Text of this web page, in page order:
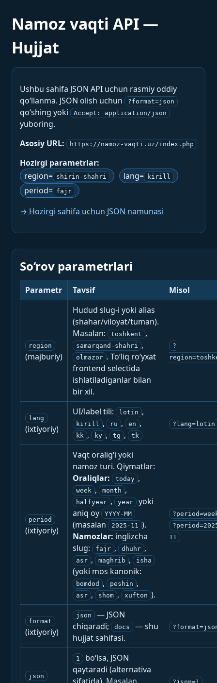
Namoz vaqti API —
Hujjat
Ushbu sahifa JSON API uchun rasmiy oddiy
qo‘llanma. JSON olish uchun
?format=json
qo‘shing yoki Accept: application/json
yuboring.
Asosiy URL:
https://namoz-vaqti.uz/index.php
Hozirgi parametrlar:
region= shirin-shahri lang= kirill
period= fajr
→ Hozirgi sahifa uchun JSON namunasi
So‘rov parametrlari
Parametr Tavsif Misol
region
(majburiy)
Hudud slug-i yoki alias
(shahar/viloyat/tuman).
Masalan:
toshkent ,
samarqand-shahri ,
olmazor . To‘liq ro‘yxat
frontend selectida
ishlatiladiganlar bilan
bir xil.
?
lang
(ixtiyoriy)
UI/label tili: lotin ,
kirill , ru , en ,
kk , ky , tg , tk
?lang=lotin
period
(ixtiyoriy)
Vaqt oralig‘i yoki
namoz turi. Qiymatlar:
Oraliqlar:
today ,
week , month ,
halfyear , year
yoki
aniq oy
YYYY-MM
(masalan 2025-11 ).
Namozlar: inglizcha
slug:
fajr , dhuhr ,
asr , maghrib , isha
(yoki mos kanonik:
bomdod , peshin ,
asr , shom , xufton ).
11
format
(ixtiyoriy)
json
— JSON
chiqaradi;
docs
— shu
hujjat sahifasi.
json
1
bo‘lsa, JSON
qaytaradi (alternativa